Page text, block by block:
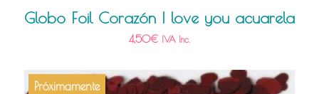
Globo Foil Corazón I love you acuarela
4,50€ IVA Inc.
Próximamente